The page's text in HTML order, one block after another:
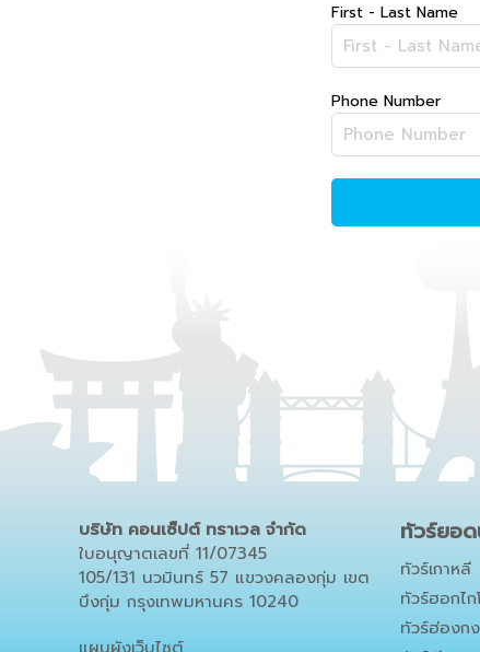
First - Last Name
Phone Number
บริษัท คอนเซ็ปต์ ทราเวล จำกัด
ใบอนุญาตเลขที่ 11/07345
105/131 นวมินทร์ 57 แขวงคลองกุ่ม เขต
บึงกุ่ม กรุงเทพมหานคร 10240
ทัวร์ยอ
ทัวร์เกาหลี
ทัวร์ฮอกไก
ทัวร์ฮ่องกง